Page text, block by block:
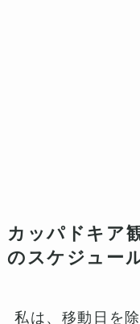
カッパドキア
のスケジュー
私は、移動日を